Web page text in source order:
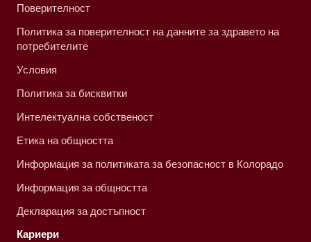
Поверителност
Политика за поверителност на данните за здравето на
потребителите
Условия
Политика за бисквитки
Интелектуална собственост
Етика на общността
Информация за политиката за безопасност в Колорадо
Информация за общността
Декларация за достъпност
Кариери